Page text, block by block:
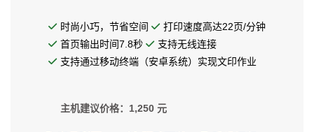
时尚小巧，节省空间
打印速度高达22页/分钟
首页输出时间7.8秒
支持无线连接
支持通过移动终端（安卓系统）实现文印作业
主机建议价格：1,250 元